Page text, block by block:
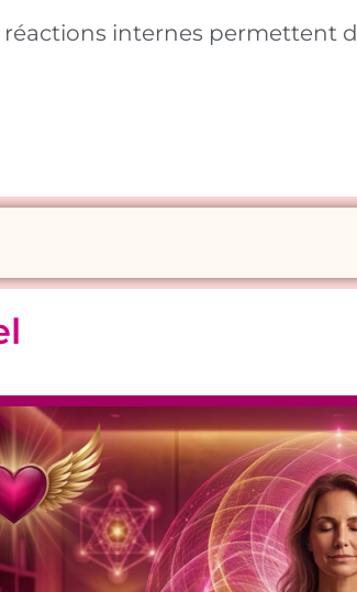
internes permettent